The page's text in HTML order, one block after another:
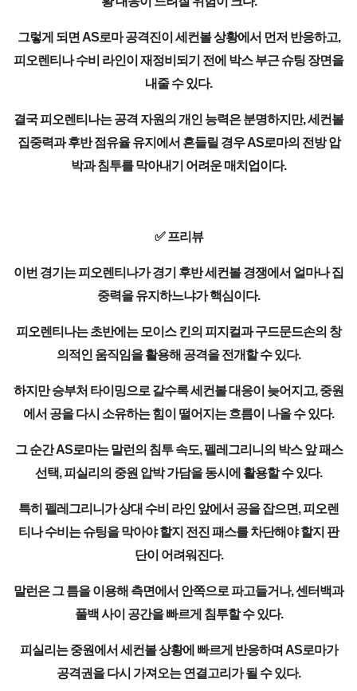
그렇게 되면 AS로마 공격진이 세컨볼 상황에서 먼저 반응하고,
피오렌티나 수비 라인이 재정비되기 전에 박스 부근 슈팅 장면을
내줄 수 있다.
결국 피오렌티나는 공격 자원의 개인 능력은 분명하지만, 세컨볼
집중력과 후반 점유율 유지에서 흔들릴 경우 AS로마의 전방 압
박과 침투를 막아내기 어려운 매치업이다.
✅ 프리뷰
이번 경기는 피오렌티나가 경기 후반 세컨볼 경쟁에서 얼마나 집
중력을 유지하느냐가 핵심이다.
피오렌티나는 초반에는 모이스 킨의 피지컬과 구드문드손의 창
의적인 움직임을 활용해 공격을 전개할 수 있다.
하지만 승부처 타이밍으로 갈수록 세컨볼 대응이 늦어지고, 중원
에서 공을 다시 소유하는 힘이 떨어지는 흐름이 나올 수 있다.
그 순간 AS로마는 말런의 침투 속도, 펠레그리니의 박스 앞 패스
선택, 피실리의 중원 압박 가담을 동시에 활용할 수 있다.
특히 펠레그리니가 상대 수비 라인 앞에서 공을 잡으면, 피오렌
티나 수비는 슈팅을 막아야 할지 전진 패스를 차단해야 할지 판
단이 어려워진다.
말런은 그 틈을 이용해 측면에서 안쪽으로 파고들거나, 센터백과
풀백 사이 공간을 빠르게 침투할 수 있다.
피실리는 중원에서 세컨볼 상황에 빠르게 반응하며 AS로마가
공격권을 다시 가져오는 연결고리가 될 수 있다.